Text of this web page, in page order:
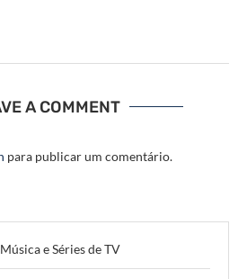
A COMMENT
para publicar um comentário.
e Séries de TV